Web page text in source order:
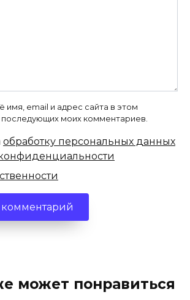
имя, email и адрес сайта в этом
моих комментариев.
обработку персональных данных
может понравиться